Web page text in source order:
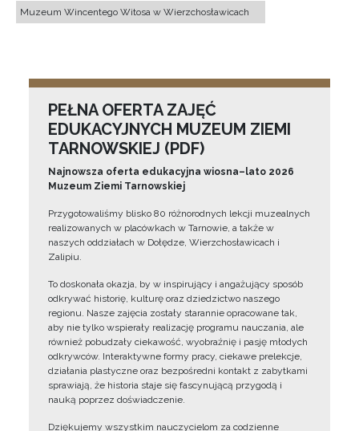
Muzeum Wincentego Witosa w Wierzchosławicach
PEŁNA OFERTA ZAJĘĆ
EDUKACYJNYCH MUZEUM ZIEMI
TARNOWSKIEJ (PDF)
Najnowsza oferta edukacyjna wiosna–lato 2026
Muzeum Ziemi Tarnowskiej
Przygotowaliśmy blisko 80 różnorodnych lekcji muzealnych
realizowanych w placówkach w Tarnowie, a także w
naszych oddziałach w Dołędze, Wierzchosławicach i
Zalipiu.
To doskonała okazja, by w inspirujący i angażujący sposób
odkrywać historię, kulturę oraz dziedzictwo naszego
regionu. Nasze zajęcia zostały starannie opracowane tak,
aby nie tylko wspierały realizację programu nauczania, ale
również pobudzały ciekawość, wyobraźnię i pasję młodych
odkrywców. Interaktywne formy pracy, ciekawe prelekcje,
działania plastyczne oraz bezpośredni kontakt z zabytkami
sprawiają, że historia staje się fascynującą przygodą i
nauką poprzez doświadczenie.
Dziękujemy wszystkim nauczycielom za codzienne